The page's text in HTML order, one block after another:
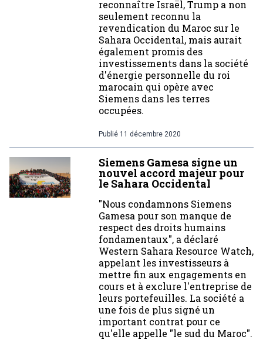
reconnaître Israël, Trump a non
seulement reconnu la
revendication du Maroc sur le
Sahara Occidental, mais aurait
également promis des
investissements dans la société
d'énergie personnelle du roi
marocain qui opère avec
Siemens dans les terres
occupées.
Publié 11 décembre 2020
Siemens Gamesa signe un
nouvel accord majeur pour
le Sahara Occidental
"Nous condamnons Siemens
Gamesa pour son manque de
respect des droits humains
fondamentaux", a déclaré
Western Sahara Resource Watch,
appelant les investisseurs à
mettre fin aux engagements en
cours et à exclure l'entreprise de
leurs portefeuilles. La société a
une fois de plus signé un
important contrat pour ce
qu'elle appelle "le sud du Maroc".